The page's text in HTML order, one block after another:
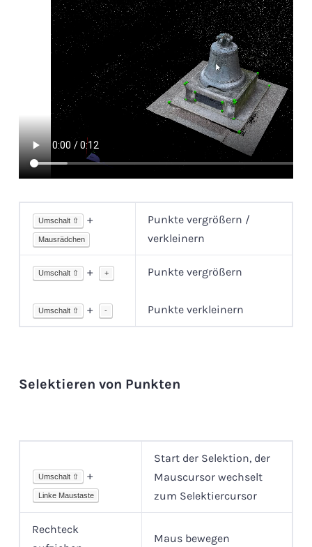
Umschalt ⇧ +
Mausrädchen
Punkte vergrößern /
verkleinern
Umschalt ⇧ + +
Umschalt ⇧ + -
Punkte vergrößern
Punkte verkleinern
Selektieren von Punkten
Umschalt ⇧ +
Linke Maustaste
Start der Selektion, der
Mauscursor wechselt
zum Selektiercursor
Rechteck
Maus bewegen